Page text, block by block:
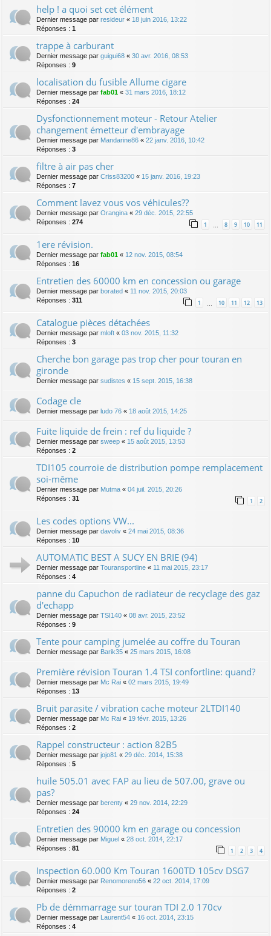
help ! a quoi set cet élément
Dernier message par resideur « 18 juin 2016, 13:22
Réponses : 1
trappe à carburant
Dernier message par guigui68 « 30 avr. 2016, 08:53
Réponses : 9
localisation du fusible Allume cigare
Dernier message par fab01 « 31 mars 2016, 18:12
Réponses : 24
Dysfonctionnement moteur - Retour Atelier
changement émetteur d'embrayage
Dernier message par Mandarine86 « 22 janv. 2016, 10:42
Réponses : 3
filtre à air pas cher
Dernier message par Criss83200 « 15 janv. 2016, 19:23
Réponses : 7
Comment lavez vous vos véhicules??
Dernier message par Orangina « 29 déc. 2015, 22:55
Réponses : 274 1 8 9 10 11
1ere révision.
Dernier message par fab01 « 12 nov. 2015, 08:54
Réponses : 16
Entretien des 60000 km en concession ou garage
Dernier message par borated « 11 nov. 2015, 20:03
Réponses : 311 1 10 11 12 13
Catalogue pièces détachées
Dernier message par mloft « 03 nov. 2015, 11:32
Réponses : 3
Cherche bon garage pas trop cher pour touran en
gironde
Dernier message par sudistes « 15 sept. 2015, 16:38
Codage cle
Dernier message par ludo 76 « 18 août 2015, 14:25
Fuite liquide de frein : ref du liquide ?
Dernier message par sweep « 15 août 2015, 13:53
Réponses : 2
TDI105 courroie de distribution pompe remplacement
soi-même
Dernier message par Mutma « 04 juil. 2015, 20:26
Réponses : 31 1 2
Les codes options VW...
Dernier message par davoliv « 24 mai 2015, 08:36
Réponses : 10
AUTOMATIC BEST A SUCY EN BRIE (94)
Dernier message par Touransportline « 11 mai 2015, 23:17
Réponses : 4
panne du Capuchon de radiateur de recyclage des gaz
d'echapp
Dernier message par TSI140 « 08 avr. 2015, 23:52
Réponses : 9
Tente pour camping jumelée au coffre du Touran
Dernier message par Barik35 « 25 mars 2015, 16:08
Première révision Touran 1.4 TSI confortline: quand?
Dernier message par Mc Rai « 02 mars 2015, 19:49
Réponses : 13
Bruit parasite / vibration cache moteur 2LTDI140
Dernier message par Mc Rai « 19 févr. 2015, 13:26
Réponses : 2
Rappel constructeur : action 82B5
Dernier message par jojo81 « 29 déc. 2014, 15:38
Réponses : 5
huile 505.01 avec FAP au lieu de 507.00, grave ou
pas?
Dernier message par berenty « 29 nov. 2014, 22:29
Réponses : 24
Entretien des 90000 km en garage ou concession
Dernier message par Miguel « 28 oct. 2014, 22:17
Réponses : 81 1 2 3 4
Inspection 60.000 Km Touran 1600TD 105cv DSG7
Dernier message par Renomoreno56 « 22 oct. 2014, 17:09
Réponses : 2
Pb de démmarrage sur touran TDI 2.0 170cv
Dernier message par Laurent54 « 16 oct. 2014, 23:15
Réponses : 4